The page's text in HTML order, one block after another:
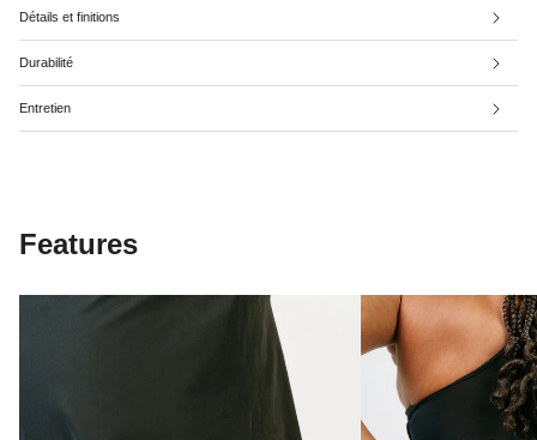
Détails et finitions
Durabilité
Entretien
Features